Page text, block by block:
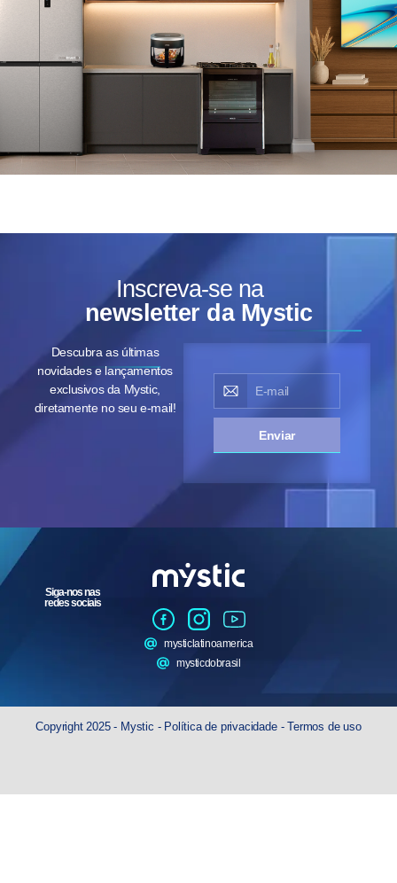
Inscreva-se na
newsletter da Mystic
Descubra as últimas
novidades e lançamentos
exclusivos da Mystic,
diretamente no seu e-mail!
Enviar
Siga-nos nas
redes sociais
mysticlatinoamerica
mysticdobrasil
Copyright 2025 - Mystic - Política de privacidade-Termos de uso